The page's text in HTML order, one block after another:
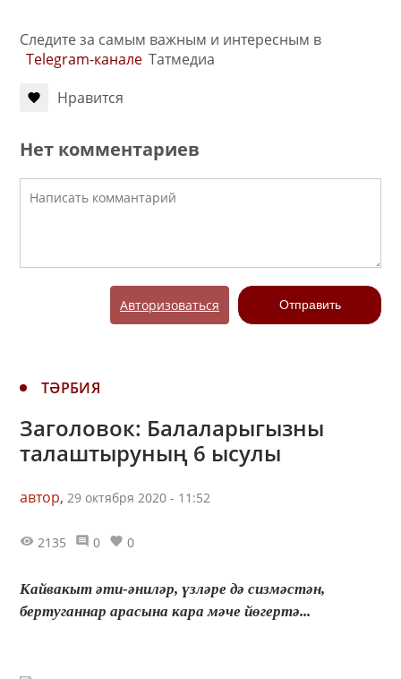
Следите за самым важным и интересным в
Telegram-канале Татмедиа
Нравится
Нет комментариев
Авторизоваться Отправить
ТӘРБИЯ
Заголовок: Балаларыгызны
талаштыруның 6 ысулы
автор, 29 октября 2020 - 11:52
2135 0 0
Кайвакыт әти-әниләр, үзләре дә сизмәстән,
бертуганнар арасына кара мәче йөгертә...